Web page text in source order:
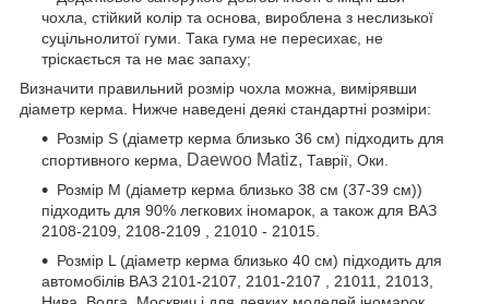
чохла, стійкий колір та основа, вироблена з неслизької
суцільнолитої гуми. Така гума не пересихає, не
тріскається та не має запаху;
Визначити правильний розмір чохла можна, вимірявши
діаметр керма. Нижче наведені деякі стандартні розміри:
Розмір S (діаметр керма близько 36 см) підходить для
спортивного керма,
Daewoo Matiz, Таврії, Оки.
Розмір М (діаметр керма близько 38 см (37-39 см))
підходить для 90% легкових іномарок, а також для ВАЗ
2108-2109, 2108-2109 , 21010 - 21015.
Розмір L (діаметр керма близько 40 см) підходить для
автомобілів ВАЗ 2101-2107, 2101-2107 , 21011, 21013,